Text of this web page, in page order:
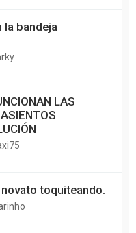
la bandeja
LAS
toquiteando.